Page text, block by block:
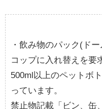
・飲み物のパック(ドー
コップに入れ替えを要
500ml以上のペットボ
っています。
禁止物記載「ビン、缶